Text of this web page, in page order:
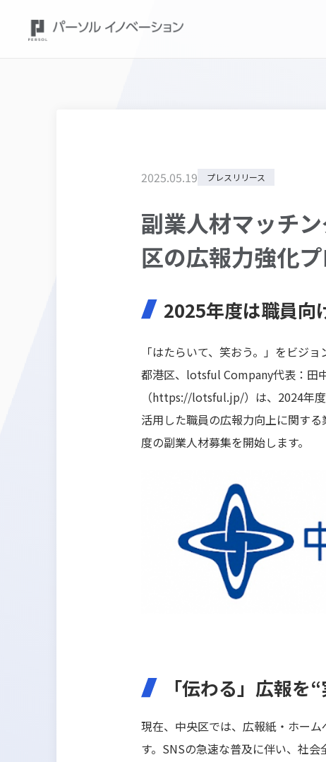
2025.05.19 プレスリリース
副業人材マッチ
区の広報力強化
2025年度は職員向
「はたらいて、笑おう。」をビジ
都港区、lotsful Company代表：田
（https://lotsful.jp/）は、2024年
活用した職員の広報力向上に関す
度の副業人材募集を開始します。
「伝わる」広報
現在、中央区では、広報紙・ホー
す。SNSの急速な普及に伴い、社